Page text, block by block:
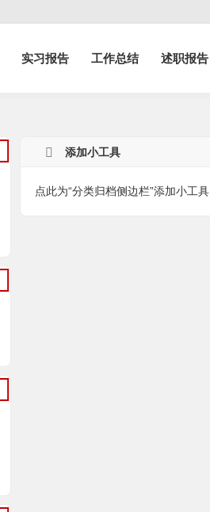
实习报告 工作总结 述职报告
添加小工具
点此为“分类归档侧边栏”添加小工具